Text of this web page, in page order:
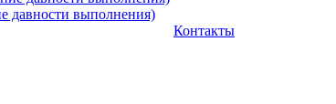
давности выполнения)
Контакты